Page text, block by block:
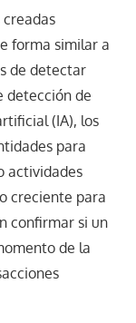
forma similar a
de detectar
detección de
(IA), los
para
actividades
creciente para
confirmar si un
de la